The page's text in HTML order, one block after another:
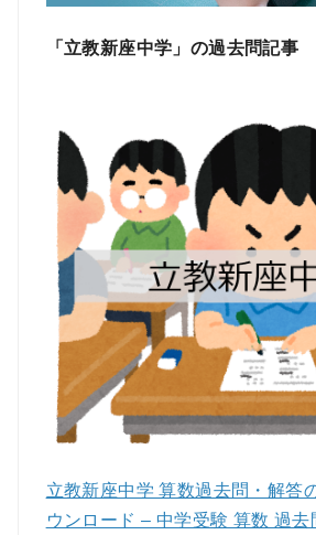
「立教新座中学」の過去問記事
立教新座中学 算数過去問・解答
ウンロード – 中学受験 算数 過去